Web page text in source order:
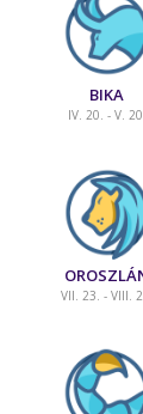
BIKA
IV. 20. - V.
VII. 23. - VIII.